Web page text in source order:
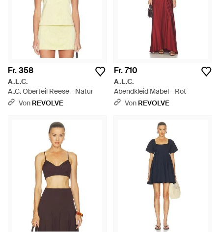
Fr. 358
A.L.C.
A..C. Oberteil Reese - Natur
Von REVOLVE
Fr. 710
A.L.C.
Abendkleid Mabel - Rot
Von REVOLVE